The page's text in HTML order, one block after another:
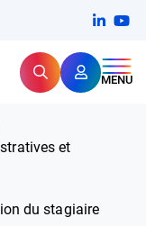
RechercherMENU
pour
et
du stagiaire